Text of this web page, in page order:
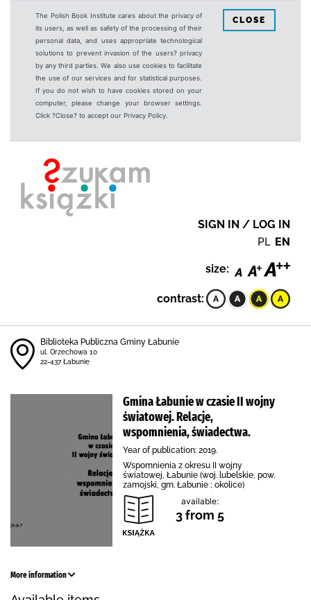
The Polish Book Institute cares about the privacy of
its users, as well as safety of the processing of their
personal data, and uses appropriate technological
solutions to prevent invasion of the users? privacy
by any third parties. We also use cookies to facilitate
the use of our services and for statistical purposes.
If you do not wish to have cookies stored on your
computer, please change your browser settings.
Click ?Close? to accept our Privacy Policy.
CLOSE
SIGN IN / LOG IN
PL EN
size:
contrast:
Biblioteka Publiczna Gminy Łabunie
ul. Orzechowa 10
22-437 Łabunie
Gmina Łabunie w czasie II wojny
światowej. Relacje,
wspomnienia, świadectwa.
Year of publication: 2019.
Wspomnienia z okresu II wojny
światowej, Łabunie (woj. lubelskie, pow.
zamojski, gm. Łabunie ; okolice)
available:
3 from 5
More information